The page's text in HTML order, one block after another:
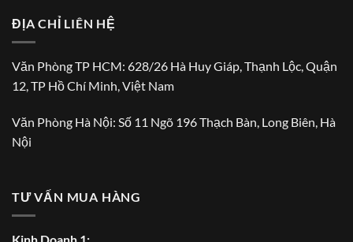
ĐỊA CHỈ LIÊN HỆ
Văn Phòng TP HCM: 628/26 Hà Huy Giáp, Thạnh Lộc, Quận
12, TP Hồ Chí Minh, Việt Nam
Văn Phòng Hà Nội: Số 11 Ngõ 196 Thạch Bàn, Long Biên, Hà
Nội
TƯ VẤN MUA HÀNG